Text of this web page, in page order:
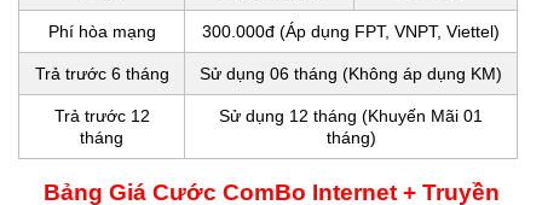
Phí hòa mạng 300.000đ (Áp dụng FPT, VNPT, Viettel)
Trả trước 6 tháng Sử dụng 06 tháng (Không áp dụng KM)
Trả trước 12
tháng
Sử dụng 12 tháng (Khuyến Mãi 01
tháng)
Bảng Giá Cước ComBo Internet + Truyền